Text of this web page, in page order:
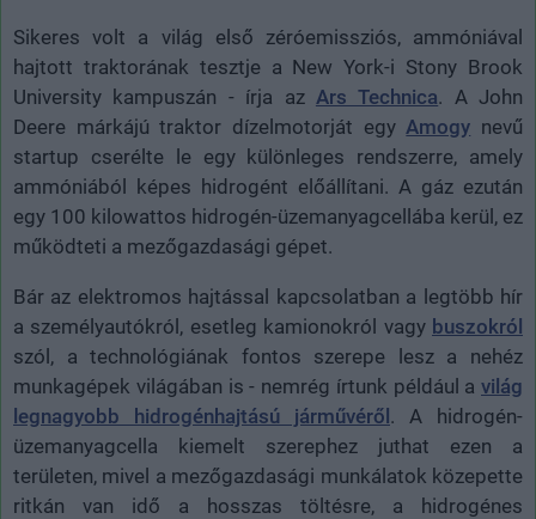
Sikeres volt a világ első zéróemissziós, ammóniával
hajtott traktorának tesztje a New York-i Stony Brook
University kampuszán - írja az Ars Technica. A John
Deere márkájú traktor dízelmotorját egy Amogy nevű
startup cserélte le egy különleges rendszerre, amely
ammóniából képes hidrogént előállítani. A gáz ezután
egy 100 kilowattos hidrogén-üzemanyagcellába kerül, ez
működteti a mezőgazdasági gépet.
Bár az elektromos hajtással kapcsolatban a legtöbb hír
a személyautókról, esetleg kamionokról vagy buszokról
szól, a technológiának fontos szerepe lesz a nehéz
munkagépek világában is - nemrég írtunk például a világ
legnagyobb hidrogénhajtású járművéről. A hidrogén-
üzemanyagcella kiemelt szerephez juthat ezen a
területen, mivel a mezőgazdasági munkálatok közepette
ritkán van idő a hosszas töltésre, a hidrogénes